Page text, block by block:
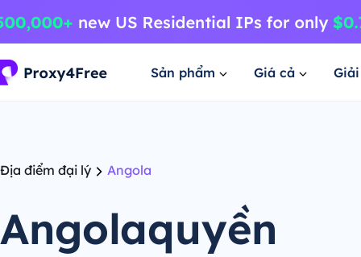
Sản phẩm Giá cả
Địa điểm đại lý Angola
Angolaquyền